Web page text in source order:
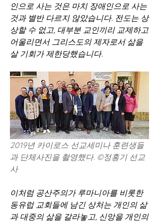
인으로 사는 것은 마치 장애인으로 사는
것과 별반 다르지 않았습니다. 전도는 상
상할 수 없고, 대부분 교인끼리 교제하고
어울리면서 그리스도의 제자로서 삶을
살 기회가 제한당했습니다.
2019년 카이로스 선교세미나 훈련생들
과 단체사진을 촬영했다. ©정홍기 선교
사
이처럼 공산주의가 루마니아를 비롯한
동유럽 교회들에 남긴 상처는 개인의 삶
과 대중의 삶을 갈라놓고, 신앙을 개인의